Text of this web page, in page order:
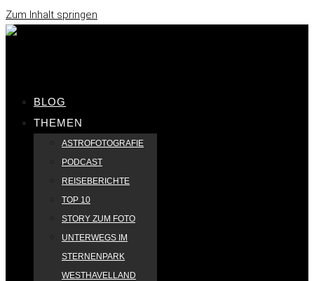
Zum Inhalt springen
BLOG
THEMEN
ASTROFOTOGRAFIE
PODCAST
REISEBERICHTE
TOP 10
STORY ZUM FOTO
UNTERWEGS IM
STERNENPARK
WESTHAVELLAND